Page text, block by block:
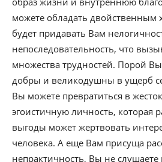
можете обладать двойственным
будет придавать Вам
непоследовательность, что
множества трудностей. Порой
добры и великодушны в ущерб
Вы можете превратиться в
эгоистичную личность, которая
выгоды может жертвовать
человека. А еще Вам присуща
непрактичность, Вы не